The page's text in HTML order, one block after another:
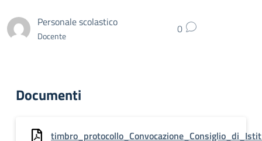
Personale scolastico
Docente 0
Documenti